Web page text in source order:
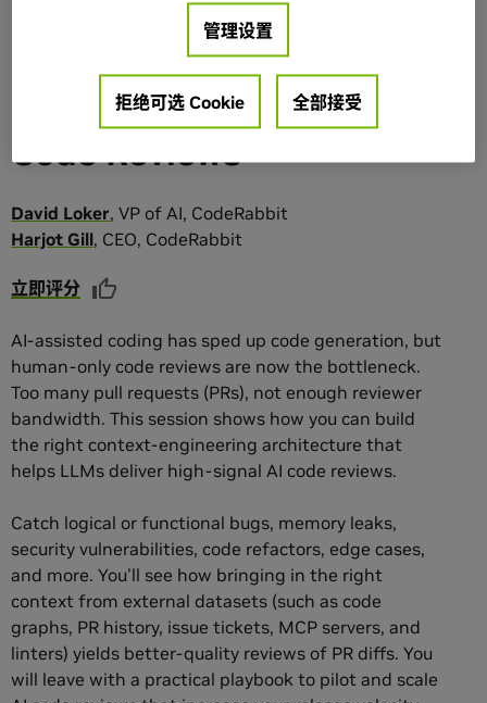
Practical Context
Engineering: Eliminate
Bugs With High-Signal AI
Code Reviews
David Loker, VP of AI, CodeRabbit
Harjot Gill, CEO, CodeRabbit
立即评分
AI-assisted coding has sped up code generation, but
human-only code reviews are now the bottleneck.
Too many pull requests (PRs), not enough reviewer
bandwidth. This session shows how you can build
the right context-engineering architecture that
helps LLMs deliver high-signal AI code reviews.
Catch logical or functional bugs, memory leaks,
security vulnerabilities, code refactors, edge cases,
and more. You'll see how bringing in the right
context from external datasets (such as code
graphs, PR history, issue tickets, MCP servers, and
linters) yields better-quality reviews of PR diffs. You
will leave with a practical playbook to pilot and scale
管理设置
拒绝可选 Cookie 全部接受